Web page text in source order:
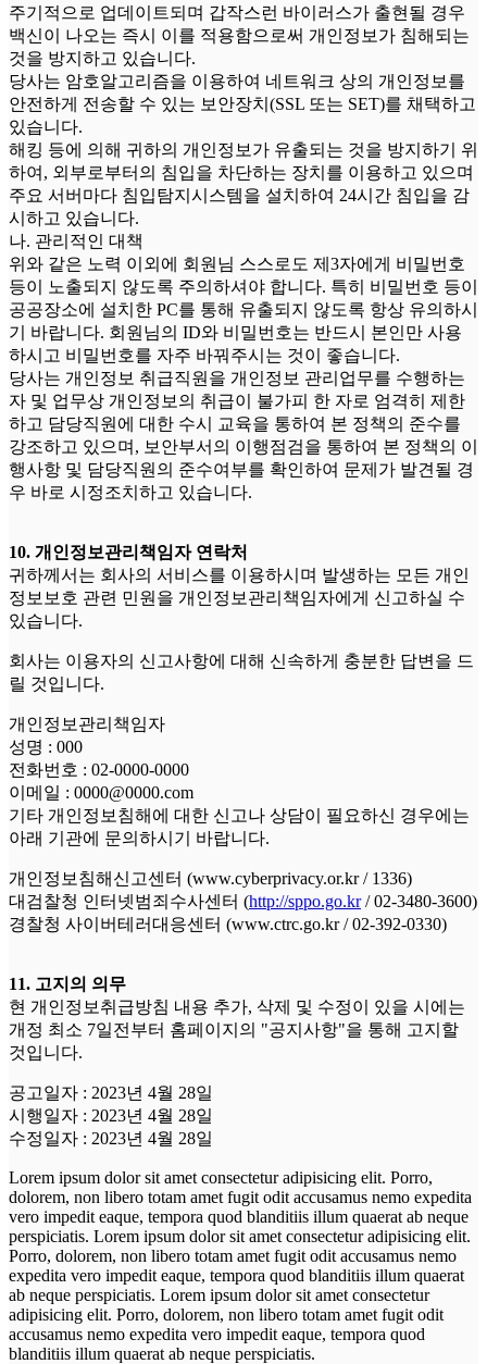
주기적으로 업데이트되며 갑작스런 바이러스가 출현될 경우
백신이 나오는 즉시 이를 적용함으로써 개인정보가 침해되는
것을 방지하고 있습니다.
당사는 암호알고리즘을 이용하여 네트워크 상의 개인정보를
안전하게 전송할 수 있는 보안장치(SSL 또는 SET)를 채택하고
있습니다.
해킹 등에 의해 귀하의 개인정보가 유출되는 것을 방지하기 위
하여, 외부로부터의 침입을 차단하는 장치를 이용하고 있으며
주요 서버마다 침입탐지시스템을 설치하여 24시간 침입을 감
시하고 있습니다.
나. 관리적인 대책
위와 같은 노력 이외에 회원님 스스로도 제3자에게 비밀번호
등이 노출되지 않도록 주의하셔야 합니다. 특히 비밀번호 등이
공공장소에 설치한 PC를 통해 유출되지 않도록 항상 유의하시
기 바랍니다. 회원님의 ID와 비밀번호는 반드시 본인만 사용
하시고 비밀번호를 자주 바꿔주시는 것이 좋습니다.
당사는 개인정보 취급직원을 개인정보 관리업무를 수행하는
자 및 업무상 개인정보의 취급이 불가피 한 자로 엄격히 제한
하고 담당직원에 대한 수시 교육을 통하여 본 정책의 준수를
강조하고 있으며, 보안부서의 이행점검을 통하여 본 정책의 이
행사항 및 담당직원의 준수여부를 확인하여 문제가 발견될 경
우 바로 시정조치하고 있습니다.
10. 개인정보관리책임자 연락처
귀하께서는 회사의 서비스를 이용하시며 발생하는 모든 개인
정보보호 관련 민원을 개인정보관리책임자에게 신고하실 수
있습니다.
회사는 이용자의 신고사항에 대해 신속하게 충분한 답변을 드
릴 것입니다.
개인정보관리책임자
성명 : 000
전화번호 : 02-0000-0000
이메일 : 0000@0000.com
기타 개인정보침해에 대한 신고나 상담이 필요하신 경우에는
아래 기관에 문의하시기 바랍니다.
개인정보침해신고센터 (www.cyberprivacy.or.kr / 1336)
대검찰청 인터넷범죄수사센터 (http://sppo.go.kr/ 02-3480-3600)
경찰청 사이버테러대응센터 (www.ctrc.go.kr / 02-392-0330)
11. 고지의 의무
현 개인정보취급방침 내용 추가, 삭제 및 수정이 있을 시에는
개정 최소 7일전부터 홈페이지의 "공지사항"을 통해 고지할
것입니다.
공고일자 : 2023년 4월 28일
시행일자 : 2023년 4월 28일
수정일자 : 2023년 4월 28일
Lorem ipsum dolor sit amet consectetur adipisicing elit. Porro,
dolorem, non libero totam amet fugit odit accusamus nemo expedita
vero impedit eaque, tempora quod blanditiis illum quaerat ab neque
perspiciatis. Lorem ipsum dolor sit amet consectetur adipisicing elit.
Porro, dolorem, non libero totam amet fugit odit accusamus nemo
expedita vero impedit eaque, tempora quod blanditiis illum quaerat
ab neque perspiciatis. Lorem ipsum dolor sit amet consectetur
adipisicing elit. Porro, dolorem, non libero totam amet fugit odit
accusamus nemo expedita vero impedit eaque, tempora quod
blanditiis illum quaerat ab neque perspiciatis.